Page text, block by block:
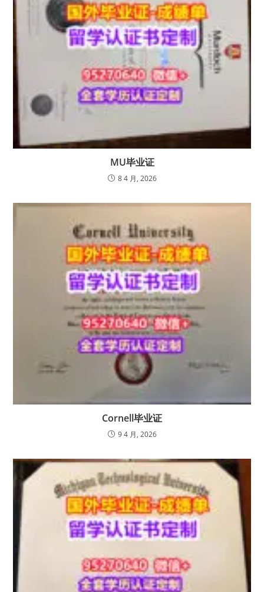
MU毕业证
8 4 月, 2026
Cornell毕业证
9 4 月, 2026